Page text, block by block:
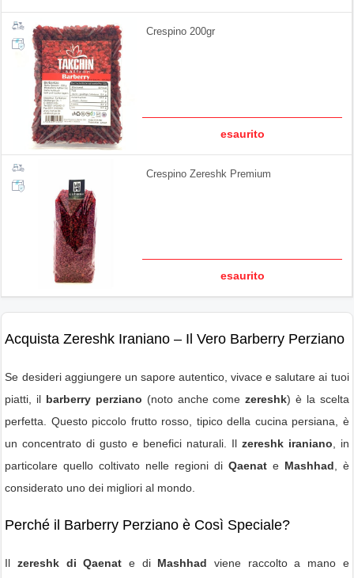
Crespino 200gr
esaurito
Crespino Zereshk Premium
esaurito
Acquista Zereshk Iraniano – Il Vero Barberry Perziano
Se desideri aggiungere un sapore autentico, vivace e salutare ai tuoi
piatti, il barberry perziano (noto anche comezereshk) è la scelta
perfetta. Questo piccolo frutto rosso, tipico della cucina persiana, è
un concentrato di gusto e benefici naturali. Il zereshk iraniano , in
particolare quello coltivato nelle regioni di Qaenate Mashhad , è
considerato uno dei migliori al mondo.
Perché il Barberry Perziano è Così Speciale?
Ilzereshk di Qaenat e di Mashhad viene raccolto a mano e